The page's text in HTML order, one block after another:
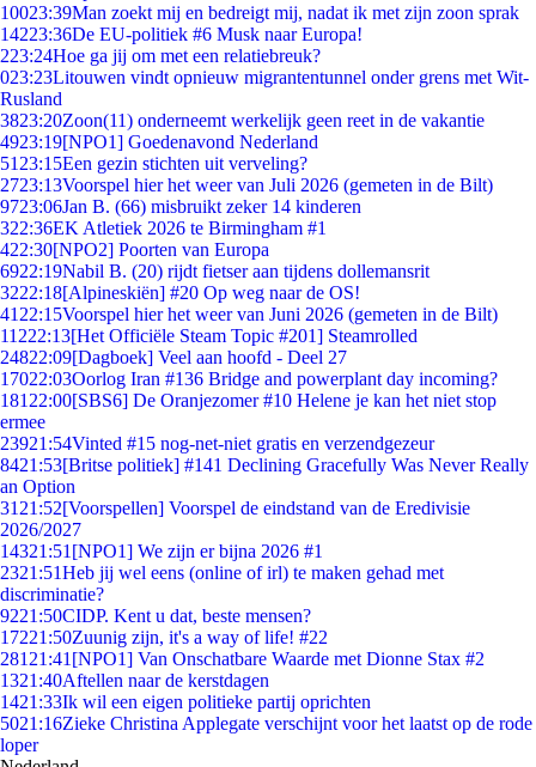
10023:39Man zoekt mij en bedreigt mij, nadat ik met zijn zoon sprak
14223:36De EU-politiek #6 Musk naar Europa!
223:24Hoe ga jij om met een relatiebreuk?
023:23Litouwen vindt opnieuw migrantentunnel onder grens met Wit-
Rusland
3823:20Zoon(11) onderneemt werkelijk geen reet in de vakantie
4923:19[NPO1] Goedenavond Nederland
51 23:15Een gezin stichten uit verveling?
2723:13Voorspel hier het weer van Juli 2026 (gemeten in de Bilt)
9723:06Jan B. (66) misbruikt zeker 14 kinderen
322:36EK Atletiek 2026 te Birmingham #1
422:30[NPO2] Poorten van Europa
6922:19Nabil B. (20) rijdt fietser aan tijdens dollemansrit
3222:18[Alpineskiën] #20 Op weg naar de OS!
41 22:15Voorspel hier het weer van Juni 2026 (gemeten in de Bilt)
11222:13[Het Officiële Steam Topic #201] Steamrolled
24822:09[Dagboek] Veel aan hoofd - Deel 27
17022:03Oorlog Iran #136 Bridge and powerplant day incoming?
181 22:00[SBS6] De Oranjezomer #10 Helene je kan het niet stop
ermee
23921:54Vinted #15 nog-net-niet gratis en verzendgezeur
8421:53[Britse politiek] #141 Declining Gracefully Was Never Really
an Option
31 21:52[Voorspellen] Voorspel de eindstand van de Eredivisie
2026/2027
14321:51 [NPO1] We zijn er bijna 2026 #1
2321:51Heb jij wel eens (online of irl) te maken gehad met
discriminatie?
9221:50CIDP. Kent u dat, beste mensen?
17221:50Zuunig zijn, it's a way of life! #22
281 21:41 [NPO1] Van Onschatbare Waarde met Dionne Stax #2
1321:40Aftellen naar de kerstdagen
1421:33Ik wil een eigen politieke partij oprichten
5021:16Zieke Christina Applegate verschijnt voor het laatst op de rode
loper